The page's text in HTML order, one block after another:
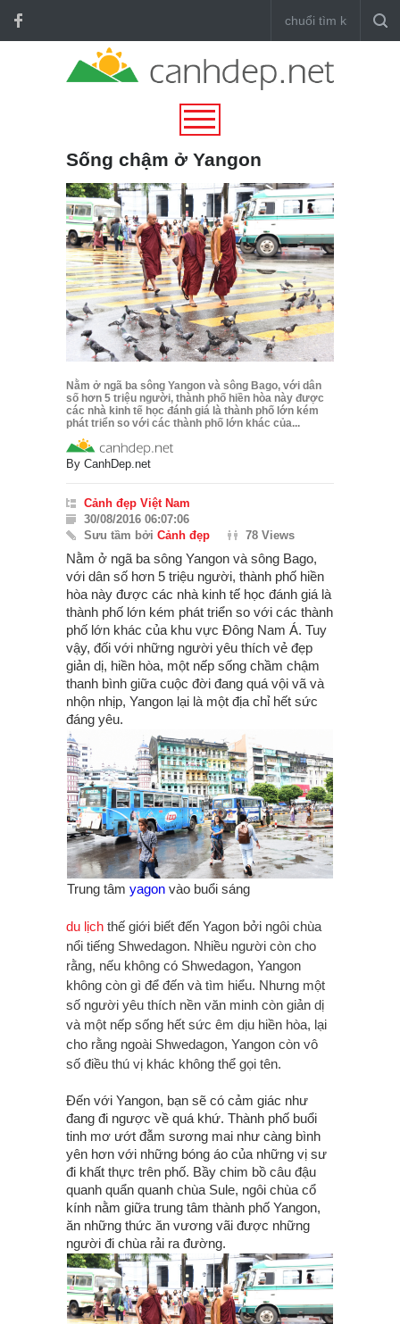
Sống chậm ở Yangon
Nằm ở ngã ba sông Yangon và sông Bago, với dân
số hơn 5 triệu người, thành phố hiền hòa này được
các nhà kinh tế học đánh giá là thành phố lớn kém
phát triển so với các thành phố lớn khác của...
By CanhDep.net
Cảnh đẹp Việt Nam
30/08/2016 06:07:06
Sưu tầm bởi Cảnh đẹp 78 Views
Nằm ở ngã ba sông Yangon và sông Bago,
với dân số hơn 5 triệu người, thành phố hiền
hòa này được các nhà kinh tế học đánh giá là
thành phố lớn kém phát triển so với các thành
phố lớn khác của khu vực Đông Nam Á. Tuy
vậy, đối với những người yêu thích vẻ đẹp
giản dị, hiền hòa, một nếp sống chầm chậm
thanh bình giữa cuộc đời đang quá vội vã và
nhộn nhịp, Yangon lại là một địa chỉ hết sức
đáng yêu.
Trung tâm yagon vào buổi sáng
du lịch thế giới biết đến Yagon bởi ngôi chùa
nổi tiếng Shwedagon. Nhiều người còn cho
rằng, nếu không có Shwedagon, Yangon
không còn gì để đến và tìm hiểu. Nhưng một
số người yêu thích nền văn minh còn giản dị
và một nếp sống hết sức êm dịu hiền hòa, lại
cho rằng ngoài Shwedagon, Yangon còn vô
số điều thú vị khác không thể gọi tên.
Đến với Yangon, bạn sẽ có cảm giác như
đang đi ngược về quá khứ. Thành phố buổi
tinh mơ ướt đẫm sương mai như càng bình
yên hơn với những bóng áo của những vị sư
đi khất thực trên phố. Bầy chim bồ câu đậu
quanh quẩn quanh chùa Sule, ngôi chùa cổ
kính nằm giữa trung tâm thành phố Yangon,
ăn những thức ăn vương vãi được những
người đi chùa rải ra đường.